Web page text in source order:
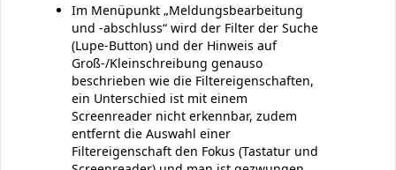
Im Menüpunkt „Meldungsbearbeitung
und -abschluss“ wird der Filter der Suche
(Lupe-Button) und der Hinweis auf
Groß-/Kleinschreibung genauso
beschrieben wie die Filtereigenschaften,
ein Unterschied ist mit einem
Screenreader nicht erkennbar, zudem
entfernt die Auswahl einer
Filtereigenschaft den Fokus (Tastatur und